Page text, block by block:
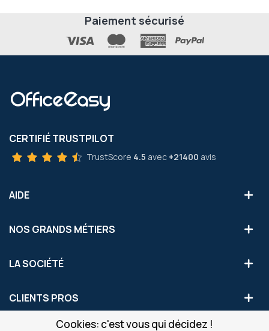
Cookies: c'est vous qui décidez !
Paiement sécurisé
CERTIFIÉ TRUSTPILOT
TrustScore 4.5 avec +21400 avis
AIDE
NOS GRANDS MÉTIERS
LA SOCIÉTÉ
CLIENTS PROS